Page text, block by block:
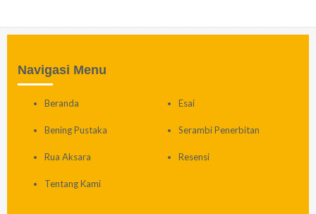
Navigasi Menu
Beranda Esai
Bening Pustaka Serambi Penerbitan
Rua Aksara Resensi
Tentang Kami